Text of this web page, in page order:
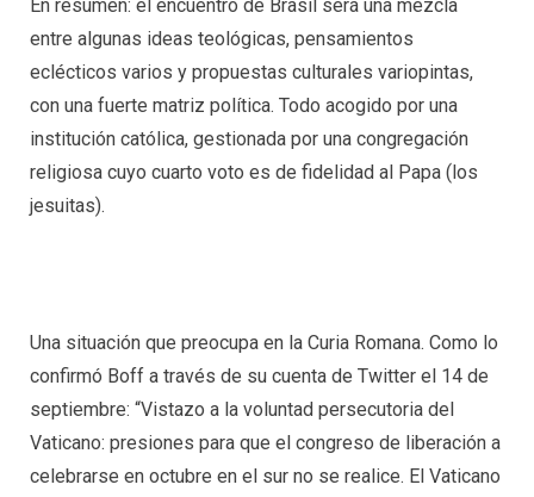
En resumen: el encuentro de Brasil será una mezcla
entre algunas ideas teológicas, pensamientos
eclécticos varios y propuestas culturales variopintas,
con una fuerte matriz política. Todo acogido por una
institución católica, gestionada por una congregación
religiosa cuyo cuarto voto es de fidelidad al Papa (los
jesuitas).
Una situación que preocupa en la Curia Romana. Como lo
confirmó Boff a través de su cuenta de Twitter el 14 de
septiembre: “Vistazo a la voluntad persecutoria del
Vaticano: presiones para que el congreso de liberación a
celebrarse en octubre en el sur no se realice. El Vaticano